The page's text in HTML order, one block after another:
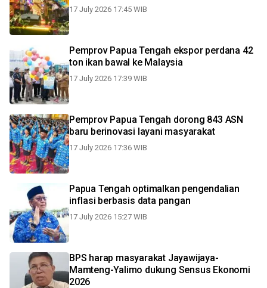
17 July 2026 17:45 WIB
Pemprov Papua Tengah ekspor perdana 42
ton ikan bawal ke Malaysia
17 July 2026 17:39 WIB
Pemprov Papua Tengah dorong 843 ASN
baru berinovasi layani masyarakat
17 July 2026 17:36 WIB
Papua Tengah optimalkan pengendalian
inflasi berbasis data pangan
17 July 2026 15:27 WIB
BPS harap masyarakat Jayawijaya-
Mamteng-Yalimo dukung Sensus Ekonomi
2026